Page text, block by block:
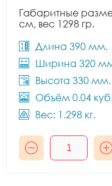
Габаритные
см, вес 1298 гр.
Длина 390 мм.
Ширина 320
Высота 330 мм.
Объём 0.04
Вес: 1.298 кг.